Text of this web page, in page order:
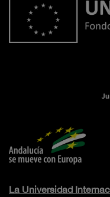
La Universidad